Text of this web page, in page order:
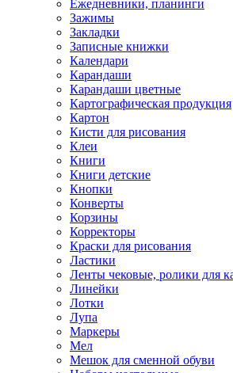
Ежедневники, планинги
Зажимы
Закладки
Записные книжки
Календари
Карандаши
Карандаши цветные
Картографическая продукция
Картон
Кисти для рисования
Клеи
Книги
Книги детские
Кнопки
Конверты
Корзины
Корректоры
Краски для рисования
Ластики
Ленты чековые, ролики для
Линейки
Лотки
Лупа
Маркеры
Мел
Мешок для сменной обуви